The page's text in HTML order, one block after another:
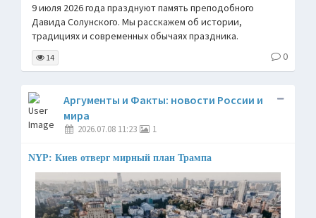
9 июля 2026 года празднуют память преподобного
Давида Солунского. Мы расскажем об истории,
традициях и современных обычаях праздника.
14 0
Аргументы и Факты: новости России и
мира
2026.07.08 11:23 1
NYP: Киев отверг мирный план Трампа